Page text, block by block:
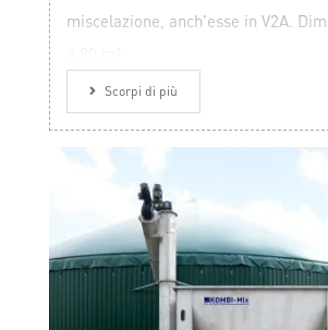
miscelazione, anch’esse in V2A.
Scorpi di più